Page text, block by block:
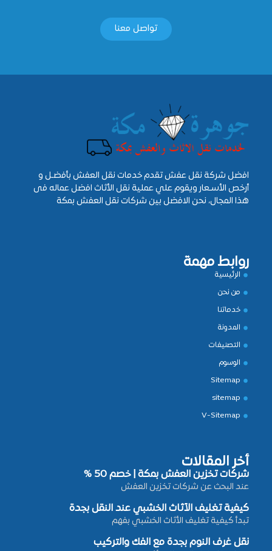
تواصل معنا
افضل شركة نقل عفش تقدم خدمات نقل العفش بأفضـل و
أرخص الأسـعار ويقوم علي عملية نقل الأثاث افضل عماله فى
هذا المجال، نحن الافضل بين شركات نقل العفش بمكة
روابط مهمة
الرئيسية
من نحن
خدماتنا
المدونة
التصنيفات
الوسوم
Sitemap
sitemap
V-Sitemap
أخر المقالات
شركات تخزين العفش بمكة | خصم 50 %
عند البحث عن شركات تخزين العفش
كيفية تغليف الأثاث الخشبي عند النقل بجدة
تبدأ كيفية تغليف الأثاث الخشبي بفهم
نقل غرف النوم بجدة مع الفك والتركيب